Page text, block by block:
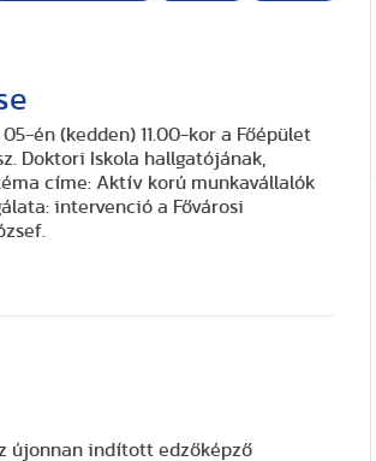
én (kedden) 11.00-kor a Főépület
Doktori Iskola hallgatójának,
címe: Aktív korú munkavállalók
intervenció a Fővárosi
újonnan indított edzőképző